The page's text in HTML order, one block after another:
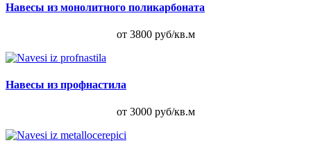
Навесы из монолитного поликарбоната
от 3800 руб/кв.м
Навесы из профнастила
от 3000 руб/кв.м